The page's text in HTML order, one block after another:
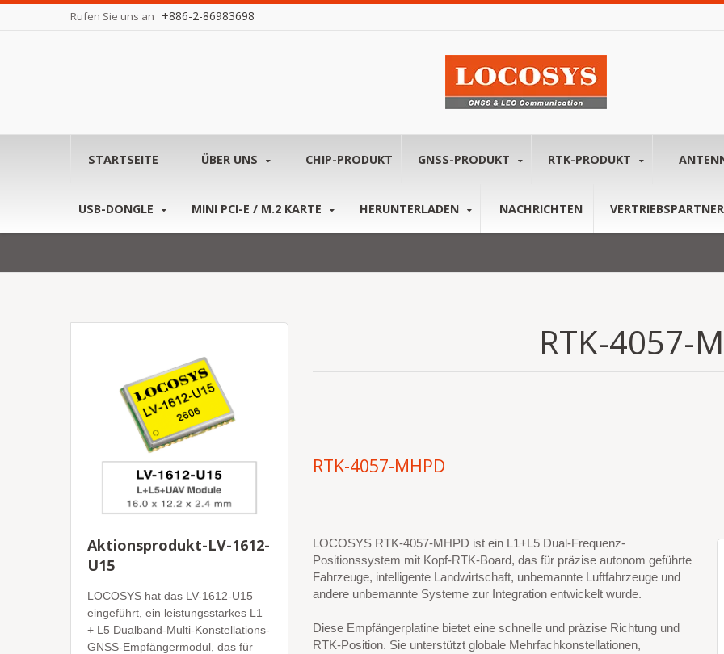
Rufen Sie uns an +886-2-86983698
STARTSEITE ÜBER UNS CHIP-PRODUKT GNSS-PRODUKT RTK-PRODUKT
USB-DONGLE MINI PCI-E / M.2 KARTE HERUNTERLADEN NACHRICHTEN VERTRIEBSPARTNER
Aktionsprodukt-LV-1612-
U15
LOCOSYS hat das LV-1612-U15
eingeführt, ein leistungsstarkes L1
+ L5 Dualband-Multi-Konstellations-
GNSS-Empfängermodul, das für
RTK-4057-
RTK-4057-MHPD
LOCOSYS RTK-4057-MHPD ist ein L1+L5 Dual-Frequenz-
Positionssystem mit Kopf-RTK-Board, das für präzise autonom geführte
Fahrzeuge, intelligente Landwirtschaft, unbemannte Luftfahrzeuge und
andere unbemannte Systeme zur Integration entwickelt wurde.
Diese Empfängerplatine bietet eine schnelle und präzise Richtung und
RTK-Position. Sie unterstützt globale Mehrfachkonstellationen,